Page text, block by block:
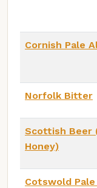
Cornish Pale
Norfolk Bitter
Scottish Beer
Honey)
Cotswold Pale